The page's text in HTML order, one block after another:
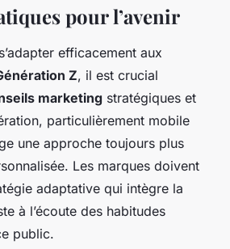
pour l’avenir
efficacement aux
Z, il est crucial
marketing stratégiques et
particulièrement mobile
une approche toujours plus
Les marques doivent
adaptative qui intègre la
à l’écoute des habitudes
public.